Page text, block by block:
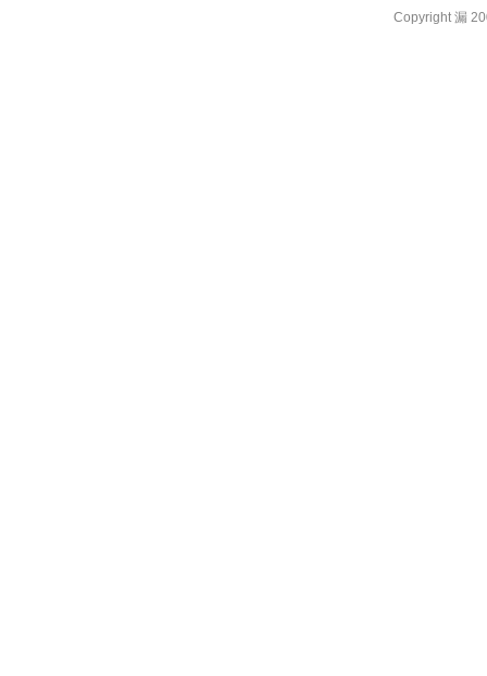
Copyright 漏